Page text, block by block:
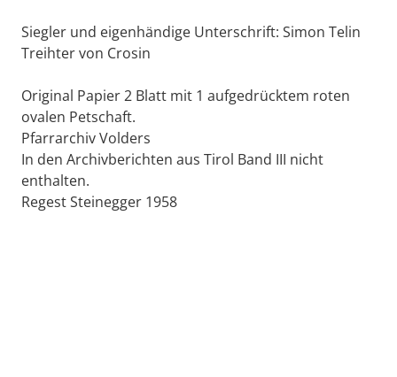
Siegler und eigenhändige Unterschrift: Simon Telin
Treihter von Crosin
Original Papier 2 Blatt mit 1 aufgedrücktem roten
ovalen Petschaft.
Pfarrarchiv Volders
In den Archivberichten aus Tirol Band III nicht
enthalten.
Regest Steinegger 1958